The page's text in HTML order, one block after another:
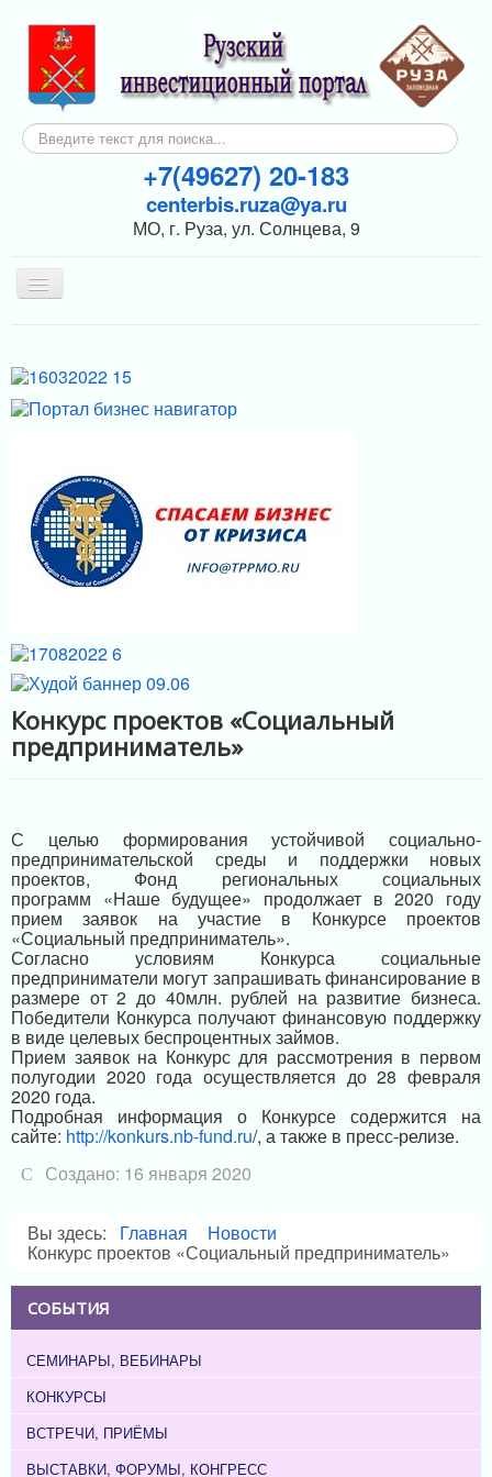
Искать...
+7(49627) 20-183
centerbis.ruza@ya.ru
МО, г. Руза, ул. Солнцева, 9
Включить/
выключить
ГЛАВНАЯ
НОВОСТИ
ПОДДЕРЖКА БИЗНЕСА
МЕРЫ ПОДДЕРЖКИ
ИНФРАСТРУКТУРА ПОДДЕРЖКИ
Конкурс проектов «Социальный
предприниматель»
С целью формирования устойчивой социально-
предпринимательской среды и поддержки новых
проектов, Фонд региональных социальных
программ «Наше будущее» продолжает в 2020 году
прием заявок на участие в Конкурсе проектов
«Социальный предприниматель».
Согласно условиям Конкурса социальные
предприниматели могут запрашивать финансирование в
размере от 2 до 40млн. рублей на развитие бизнеса.
Победители Конкурса получают финансовую поддержку
в виде целевых беспроцентных займов.
Прием заявок на Конкурс для рассмотрения в первом
полугодии 2020 года осуществляется до 28 февраля
2020 года.
Подробная информация о Конкурсе содержится на
сайте: http://konkurs.nb-fund.ru/, а также в пресс-релизе.
Создано: 16 января 2020
Вы здесь: Главная Новости
Конкурс проектов «Социальный предприниматель»
СОБЫТИЯ
СЕМИНАРЫ, ВЕБИНАРЫ
КОНКУРСЫ
ВСТРЕЧИ, ПРИЁМЫ
ВЫСТАВКИ, ФОРУМЫ, КОНГРЕСС